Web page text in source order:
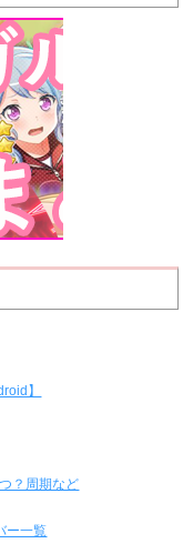
】
？周期など
ー一覧